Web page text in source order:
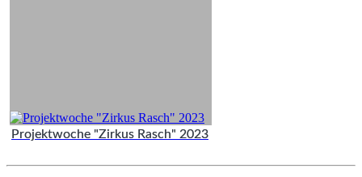
Projektwoche "Zirkus Rasch" 2023